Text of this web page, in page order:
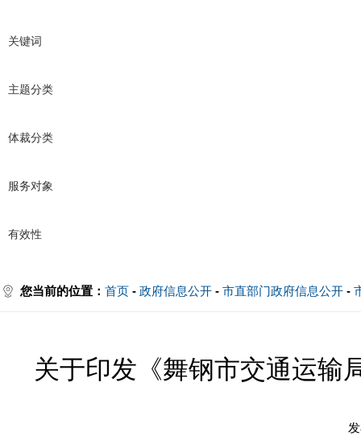
关键词
主题分类
体裁分类
服务对象
有效性
您当前的位置： 首页 - 政府信息公开 - 市直部门政府信息公开 -
关于印发《舞钢市交通运输